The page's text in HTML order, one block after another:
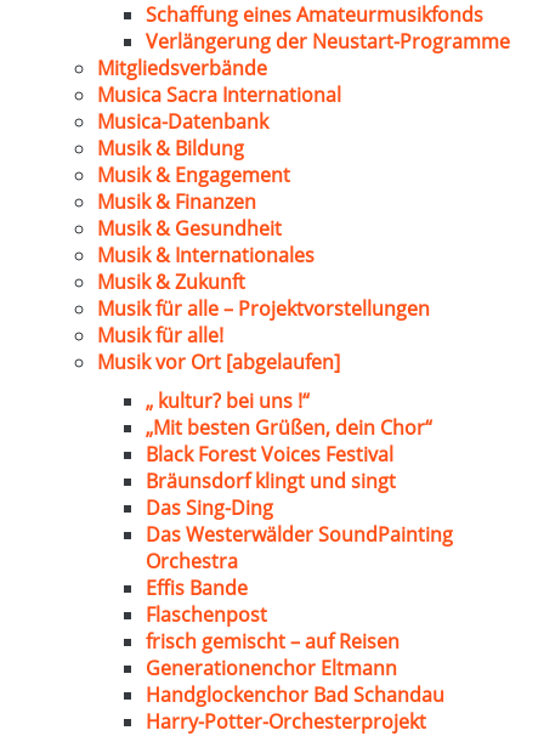
Schaffung eines Amateurmusikfonds
Verlängerung der Neustart-Programme
Mitgliedsverbände
Musica Sacra International
Musica-Datenbank
Musik & Bildung
Musik & Engagement
Musik & Finanzen
Musik & Gesundheit
Musik & Internationales
Musik & Zukunft
Musik für alle – Projektvorstellungen
Musik für alle!
Musik vor Ort [abgelaufen]
„ kultur? bei uns !“
„Mit besten Grüßen, dein Chor“
Black Forest Voices Festival
Bräunsdorf klingt und singt
Das Sing-Ding
Das Westerwälder SoundPainting
Orchestra
Effis Bande
Flaschenpost
frisch gemischt – auf Reisen
Generationenchor Eltmann
Handglockenchor Bad Schandau
Harry-Potter-Orchesterprojekt